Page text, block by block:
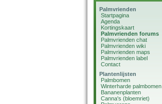
Palmvrienden
Startpagina
Agenda
Kortingskaart
Palmvrienden forums
Palmvrienden chat
Palmvrienden wiki
Palmvrienden maps
Palmvrienden label
Contact
Plantenlijsten
Palmbomen
Winterharde palmbomen
Bananenplanten
Canna's (bloemriet)